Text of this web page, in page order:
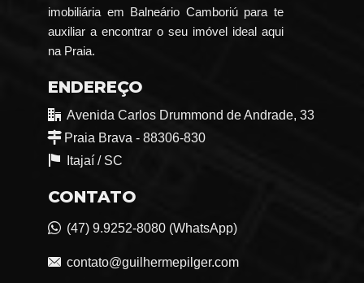
imobiliária em Balneário Camboriú para te
auxiliar a encontrar o seu imóvel ideal aqui
na Praia.
ENDEREÇO
Avenida Carlos Drummond de Andrade, 33
Praia Brava - 88306-830
Itajaí / SC
CONTATO
(47) 9.9252-8080 (WhatsApp)
contato@guilhermepilger.com